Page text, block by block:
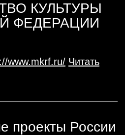
КУЛЬТУРЫ
ФЕДЕРАЦИИ
www.mkrf.ru/ Читать
проекты России